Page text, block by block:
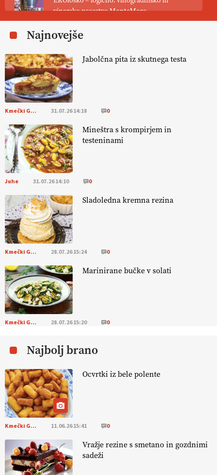
vinarsko posestvo MonteMoro
EKOloško = logično: ekološka kmetija
EKOloško = logično: ekološka kmetija
HOMAR
EKOloško = logično: VLOG Ekološko
kmetijstvo brez škropljenja?
EKOloško = logično: ekološka kmetija
ALTENBAHER
EKOloško = logično: ekološko oljarstvo
MORGAN
EKOloško = logično: ekološka kmetija
FREŠER
KMETIJSKA LIGA PRVAKOV: POMLADITEV
KMETIJSKE EKIPE
KMETIJSKA LIGA PRVAKOV: UKRAJINA vs.
EVROPA
EKOloško = logično: ekološka kmetija
EKOloško = logično: VLOG Okus je
pomembnejši od izgleda
EKOloško = logično: ekološka kmetija PR'
RAKARI
Najnovejše
Jabolčna pita iz skutnega testa
Kmečki Glas 31.07.26 14:18 0
Mineštra s krompirjem in
testeninami
Juhe 31.07.26 14:10 0
Sladoledna kremna rezina
Kmečki Glas 28.07.26 15:24 0
Marinirane bučke v solati
Kmečki Glas 28.07.26 15:20 0
Najbolj brano
Ocvrtki iz bele polente
Kmečki Glas 11.06.26 15:41 0
Vražje rezine s smetano in gozdnimi
sadeži